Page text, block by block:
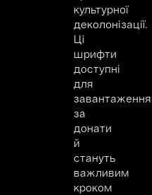
культурної
деколонізації.
Ці
шрифти
доступні
для
завантаження
за
донати
й
стануть
важливим
кроком